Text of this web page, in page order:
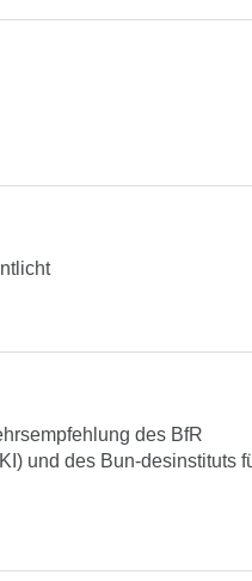
des BfR
und des Bun-desinstituts